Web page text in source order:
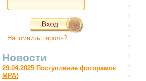
Напомнить пароль?
Новости
29.04.2025 Поступление фоторамок
МРА!